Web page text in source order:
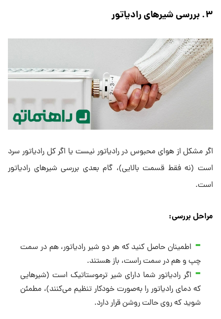
۳.بررسی شیرهای رادیاتور
اگر مشکل از هوای محبوس در رادیاتور نیست یا اگر کل رادیاتور سرد
است (نه فقط قسمت بالایی)، گام بعدی بررسی شیرهای رادیاتور
است.
مراحل بررسی:
اطمینان حاصل کنید که هر دو شیر رادیاتور، هم در سمت
چپ و هم در سمت راست، باز هستند.
اگر رادیاتور شما دارای شیر ترموستاتیک است (شیرهایی
که دمای رادیاتور را به‌صورت خودکار تنظیم می‌کنند)، مطمئن
شوید که روی حالت روشن قرار دارد.